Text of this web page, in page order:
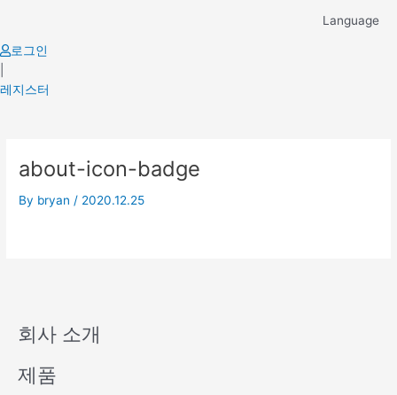
content
Language
로그인
레지스터
about-icon-badge
By bryan / 2020.12.25
회사 소개
제품